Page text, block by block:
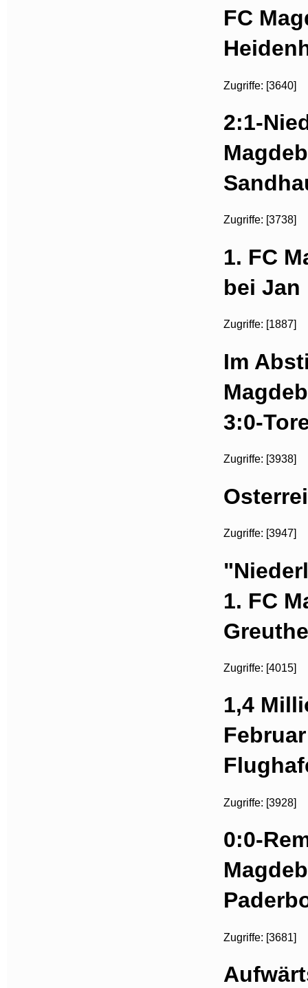
FC
Zugriffe: [3640]
2:1-
Zugriffe: [3738]
1. FC
bei Jan
Zugriffe: [1887]
Im
3:0-
Zugriffe: [3938]
Zugriffe: [3947]
1. FC
Zugriffe: [4015]
1,4
Zugriffe: [3928]
0:0-
Zugriffe: [3681]